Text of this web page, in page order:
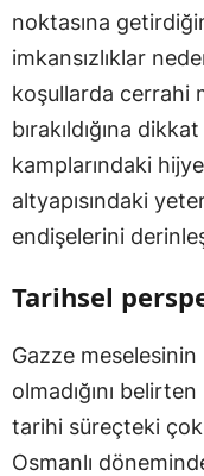
noktasına
imkansızlıklar
koşullarda cerrahi
bırakıldığına
kamplarındaki
altyapısındaki
endişelerini
Tarihsel
Gazze
olmadığını
tarihi süreçteki çok
Osmanlı